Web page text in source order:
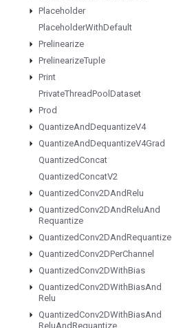
Placeholder
PlaceholderWithDefault
Prelinearize
PrelinearizeTuple
Print
PrivateThreadPool Dataset
Prod
QuantizeAndDequantizeV4
QuantizeAndDequantizeV4Grad
QuantizedConcat
QuantizedConcatV2
QuantizedConv2DAndRelu
QuantizedConv2DAndReluAnd
Requantize
QuantizedConv2DAndRequantize
QuantizedConv2DPerChannel
QuantizedConv2DWithBias
QuantizedConv2DWithBiasAnd
Relu
QuantizedConv2DWithBiasAnd
ReluAndRequantize